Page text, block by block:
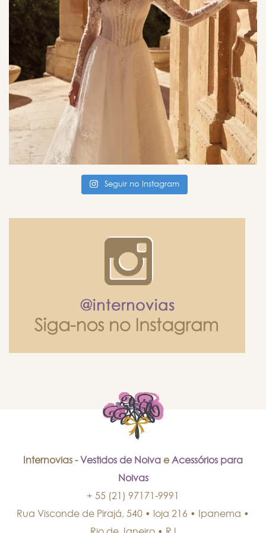
Seguir no Instagram
Internovias - Vestidos de Noiva eAcessórios para
Noivas
+ 55 (21) 97171-9991
Rua Visconde de Pirajá, 540 • loja 216 • Ipanema •